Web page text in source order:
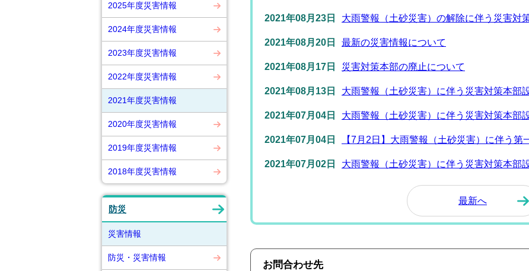
2025年度災害情報
2024年度災害情報
2023年度災害情報
2022年度災害情報
2021年度災害情報
2020年度災害情報
2019年度災害情報
2018年度災害情報
防災
災害情報
防災・災害情報
2021年08月23日 大雨警報（土砂災害）の解除に伴う災害対
2021年08月20日 最新の災害情報について
2021年08月17日 災害対策本部の廃止について
2021年08月13日 大雨警報（土砂災害）に伴う災害対策本部
2021年07月04日 大雨警報（土砂災害）に伴う災害対策本部
2021年07月04日 【7月2日】大雨警報（土砂災害）に伴う第
2021年07月02日 大雨警報（土砂災害）に伴う災害対策本部
最新へ
お問合わせ先